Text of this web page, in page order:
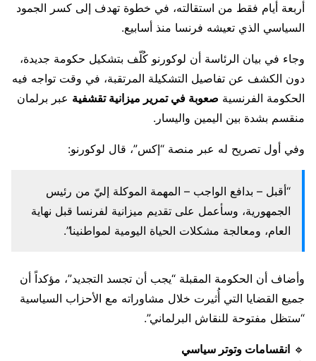
أربعة أيام فقط من استقالته، في خطوة تهدف إلى كسر الجمود
السياسي الذي تعيشه فرنسا منذ أسابيع.
وجاء في بيان الرئاسة أن لوكورنو كُلّف بتشكيل حكومة جديدة،
دون الكشف عن تفاصيل التشكيلة المرتقبة، في وقت تواجه فيه
الحكومة الفرنسية صعوبة في تمرير ميزانية تقشفية عبر برلمان
منقسم بشدة بين اليمين واليسار.
وفي أول تصريح له عبر منصة “إكس”، قال لوكورنو:
“أقبل – بدافع الواجب – المهمة الموكلة إليّ من رئيس
الجمهورية، وسأعمل على تقديم ميزانية لفرنسا قبل نهاية
العام، ومعالجة مشكلات الحياة اليومية لمواطنينا”.
وأضاف أن الحكومة المقبلة “يجب أن تجسد التجديد”، مؤكداً أن
جميع القضايا التي أُثيرت خلال مشاوراته مع الأحزاب السياسية
“ستظل مفتوحة للنقاش البرلماني”.
🔹 انقسامات وتوتر سياسي